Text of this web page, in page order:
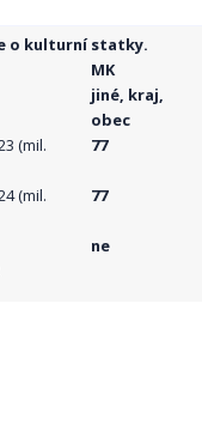
o kulturní statky.
MK
jiné, kraj,
obec
(mil.
77
(mil.
77
ne